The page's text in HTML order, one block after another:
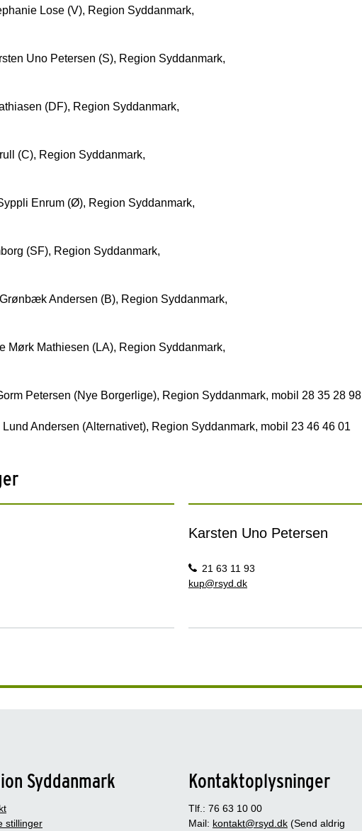
Lose (V), Region Syddanmark,
Uno Petersen (S), Region Syddanmark,
(DF), Region Syddanmark,
(C), Region Syddanmark,
Enrum (Ø), Region Syddanmark,
(SF), Region Syddanmark,
Andersen (B), Region Syddanmark,
Mørk Mathiesen (LA), Region Syddanmark,
Petersen (Nye Borgerlige), Region Syddanmark, mobil 28 35 28 98
Andersen (Alternativet), Region Syddanmark, mobil 23 46 46 01
Karsten Uno Petersen
21 63 11 93
kup@rsyd.dk
Syddanmark
stillinger
Kontaktoplysninger
Tlf.: 76 63 10 00
Mail: kontakt@rsyd.dk (Send aldrig